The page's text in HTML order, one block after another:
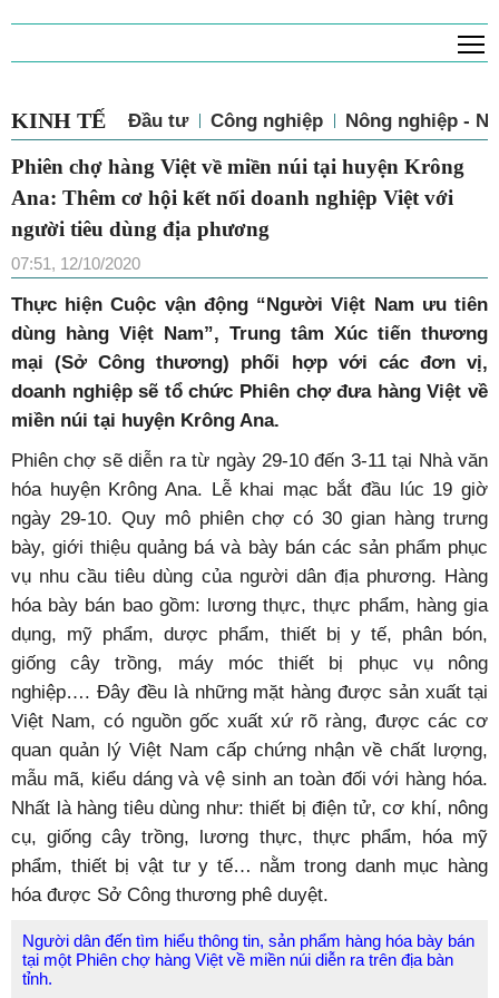
KINH TẾ Đầu tư Công nghiệp Nông nghiệp -
Phiên chợ hàng Việt về miền núi tại huyện Krông
Ana: Thêm cơ hội kết nối doanh nghiệp Việt với
người tiêu dùng địa phương
07:51, 12/10/2020
Thực hiện Cuộc vận động “Người Việt Nam ưu tiên
dùng hàng Việt Nam”, Trung tâm Xúc tiến thương
mại (Sở Công thương) phối hợp với các đơn vị,
doanh nghiệp sẽ tổ chức Phiên chợ đưa hàng Việt về
miền núi tại huyện Krông Ana.
Phiên chợ sẽ diễn ra từ ngày 29-10 đến 3-11 tại Nhà văn
hóa huyện Krông Ana. Lễ khai mạc bắt đầu lúc 19 giờ
ngày 29-10. Quy mô phiên chợ có 30 gian hàng trưng
bày, giới thiệu quảng bá và bày bán các sản phẩm phục
vụ nhu cầu tiêu dùng của người dân địa phương. Hàng
hóa bày bán bao gồm: lương thực, thực phẩm, hàng gia
dụng, mỹ phẩm, dược phẩm, thiết bị y tế, phân bón,
giống cây trồng, máy móc thiết bị phục vụ nông
nghiệp…. Đây đều là những mặt hàng được sản xuất tại
Việt Nam, có nguồn gốc xuất xứ rõ ràng, được các cơ
quan quản lý Việt Nam cấp chứng nhận về chất lượng,
mẫu mã, kiểu dáng và vệ sinh an toàn đối với hàng hóa.
Nhất là hàng tiêu dùng như: thiết bị điện tử, cơ khí, nông
cụ, giống cây trồng, lương thực, thực phẩm, hóa mỹ
phẩm, thiết bị vật tư y tế… nằm trong danh mục hàng
hóa được Sở Công thương phê duyệt.
Người dân đến tìm hiểu thông tin, sản phẩm hàng hóa bày bán
tại một Phiên chợ hàng Việt về miền núi diễn ra trên địa bàn
tỉnh.